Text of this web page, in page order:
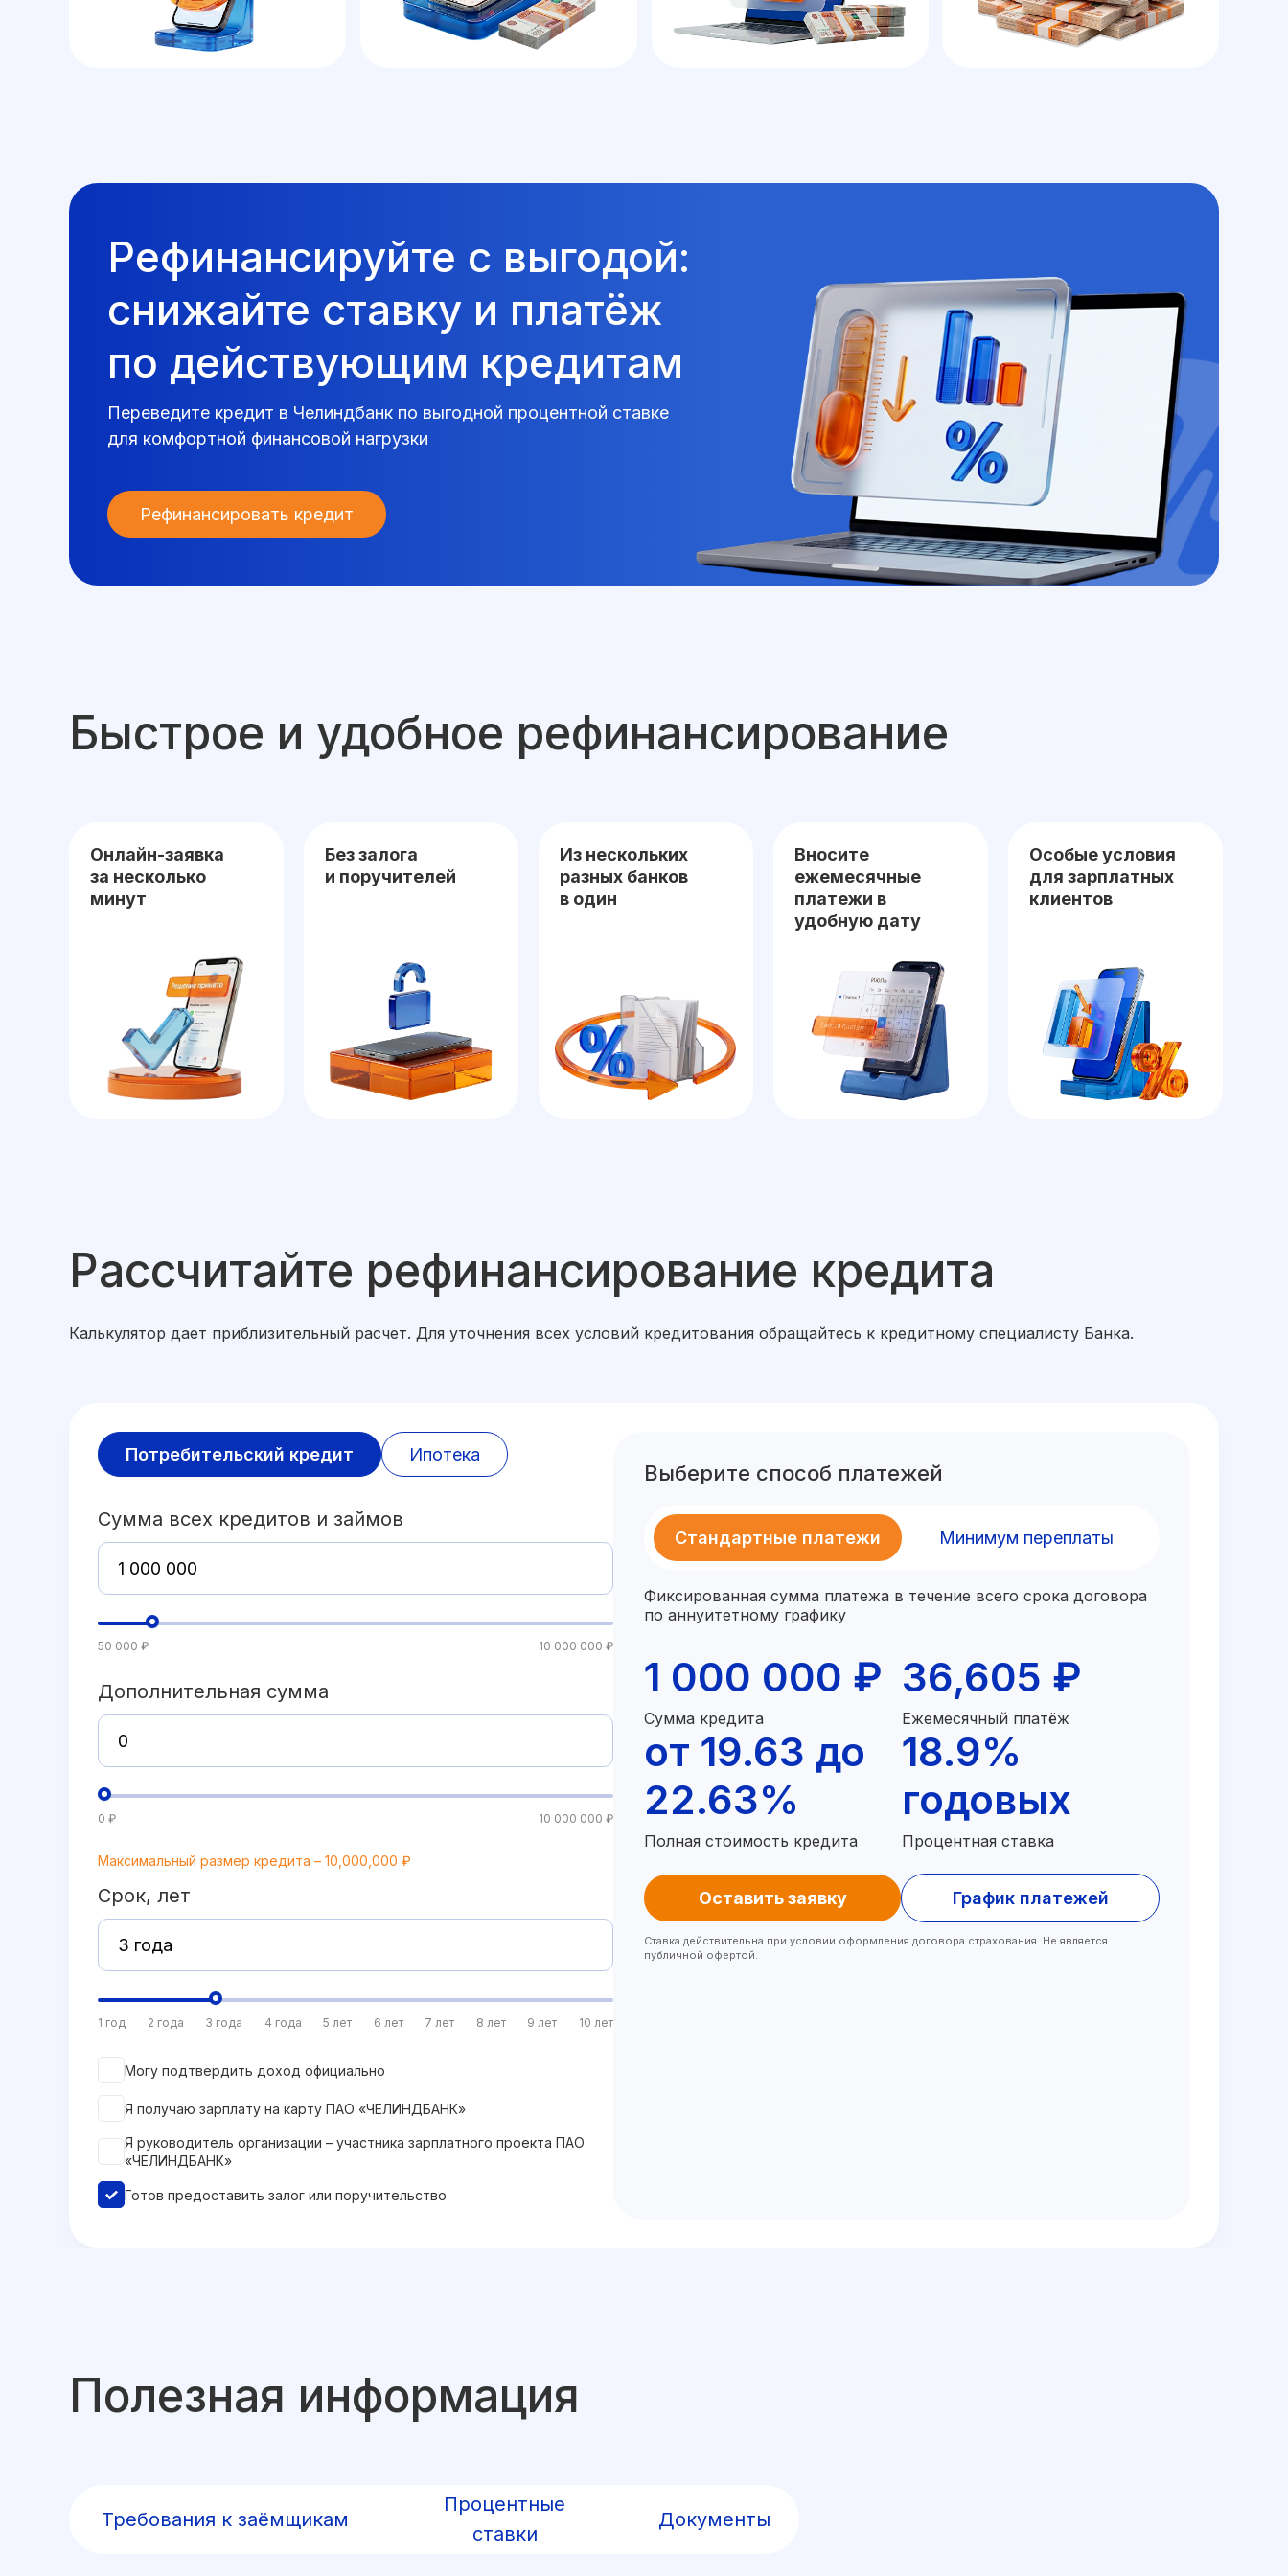
Переведите кредит в Челиндбанк по выгодной процентной ставке
для комфортной финансовой нагрузки
Рефинансируйте с выгодой:
снижайте ставку и платёж
по действующим кредитам
Рефинансировать кредит
Быстрое и удобное рефинансирование
Онлайн-заявка
за несколько
минут
Без залога
и поручителей
Из нескольких
разных банков
в один
Вносите
ежемесячные
платежи в
удобную дату
Особые условия
для зарплатных
клиентов
Рассчитайте рефинансирование кредита
Калькулятор дает приблизительный расчет. Для уточнения всех условий кредитования обращайтесь к кредитному специалисту Банка.
Потребительский кредит Ипотека
Сумма всех кредитов и займов
50 000 ₽ 10 000 000 ₽
Дополнительная сумма
0 ₽ 10 000 000 ₽
Максимальный размер кредита – 10,000,000 ₽
Срок, лет
1 год 2 года 3 года 4 года 5 лет 6 лет 7 лет 8 лет 9 лет 10 лет
Могу подтвердить доход официально
Я получаю зарплату на карту ПАО «ЧЕЛИНДБАНК»
Я руководитель организации – участника зарплатного проекта ПАО
«ЧЕЛИНДБАНК»
Готов предоставить залог или поручительство
Выберите способ платежей
Стандартные платежи Минимум переплаты
Фиксированная сумма платежа в течение всего срока договора
по аннуитетному графику
1 000 000 ₽
Сумма кредита
36,605 ₽
Ежемесячный платёж
от 19.63 до
22.63%
Полная стоимость кредита
18.9%
годовых
Процентная ставка
Оставить заявку График платежей
Ставка действительна при условии оформления договора страхования. Не является
публичной офертой.
Полезная информация
Процентные
ставки
Документы
Требования к заёмщикам